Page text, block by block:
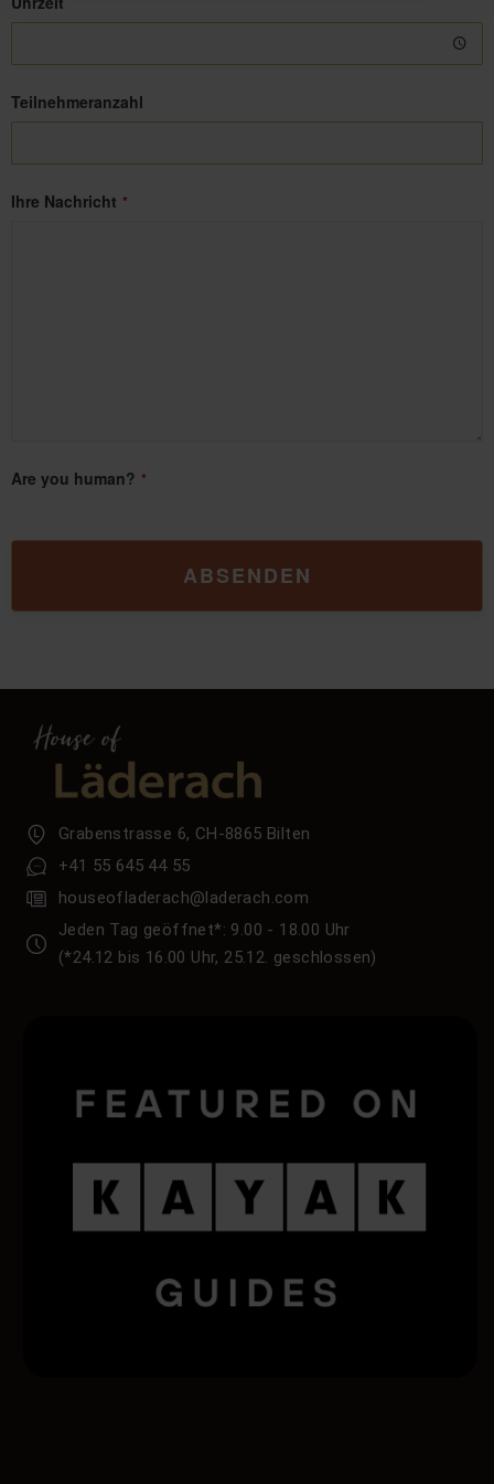
Teilnehmeranzahl
Ihre Nachricht *
Are you human? *
ABSENDEN
Grabenstrasse 6, CH-8865 Bilten
+41 55 645 44 55
houseofladerach@laderach.com
Jeden Tag geöffnet*: 9.00 - 18.00 Uhr
(*24.12 bis 16.00 Uhr, 25.12. geschlossen)